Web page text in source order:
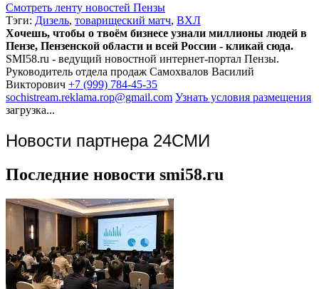
Смотреть ленту новостей Пензы
Тэги: Дизель, товарищеский матч, ВХЛ
Хочешь, чтобы о твоём бизнесе узнали миллионы людей в
Пензе, Пензенской области и всей России - кликай сюда.
SMI58.ru - ведущий новостной интернет-портал Пензы.
Руководитель отдела продаж Самохвалов Василий
Викторович +7 (999) 784-45-35
sochistream.reklama.rop@gmail.com Узнать условия размещения
загрузка...
Новости партнера 24СМИ
Последние новости smi58.ru